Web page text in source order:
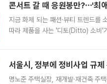
콘서트 갈 때 응원봉만?⋯'최
지금 화제 되는 패션·뷰티 트렌드를
따라 제품을 사는 '디토(Ditto) 소비'
서울시, 정부에 정비사업 규
명노준 주택실장, 재개발·재건축 주